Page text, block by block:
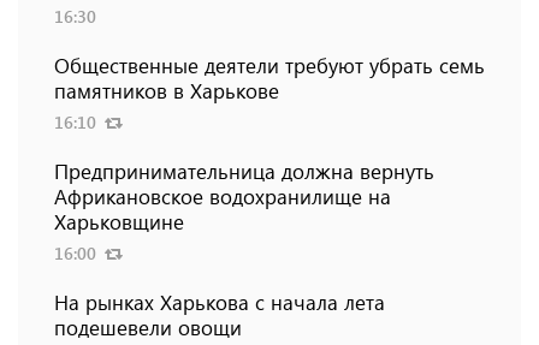
16:30
Общественные деятели требуют убрать семь
памятников в Харькове
16:10
Предпринимательница должна вернуть
Африкановское водохранилище на
Харьковщине
16:00
На рынках Харькова с начала лета
подешевели овощи